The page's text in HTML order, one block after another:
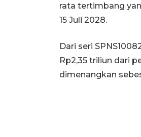
rata tertimbang
15 Juli 2028.
Dari seri
Rp2,35 triliun dari
dimenangkan